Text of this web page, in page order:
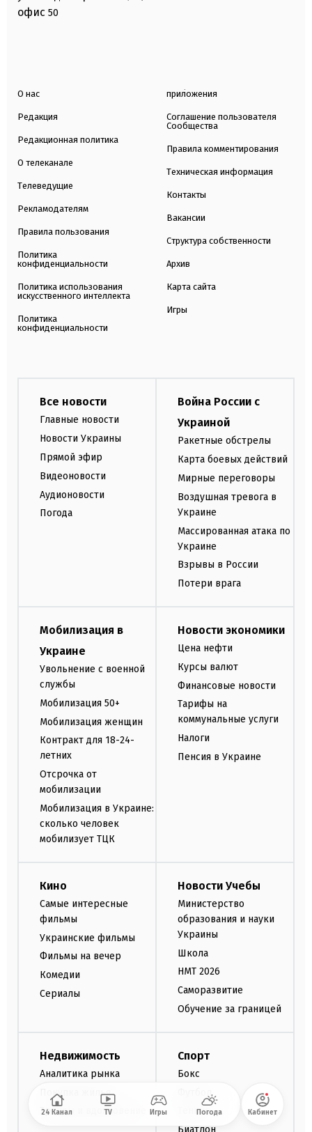
офис 50
О нас
Редакция
Редакционная политика
О телеканале
Телеведущие
Рекламодателям
Правила пользования
Политика
конфиденциальности
Политика использования
искусственного интеллекта
Политика
конфиденциальности
приложения
Соглашение пользователя
Сообщества
Правила комментирования
Техническая информация
Контакты
Вакансии
Структура собственности
Архив
Карта сайта
Игры
Все новости
Главные новости
Новости Украины
Прямой эфир
Видеоновости
Аудионовости
Погода
Война России с
Украиной
Ракетные обстрелы
Карта боевых действий
Мирные переговоры
Воздушная тревога в
Украине
Массированная атака по
Украине
Взрывы в России
Потери врага
Мобилизация в
Украине
Увольнение с военной
службы
Мобилизация 50+
Мобилизация женщин
Контракт для 18-24-
летних
Отсрочка от
мобилизации
Мобилизация в Украине:
сколько человек
мобилизует ТЦК
Новости экономики
Цена нефти
Курсы валют
Финансовые новости
Тарифы на
коммунальные услуги
Налоги
Пенсия в Украине
Кино
Самые интересные
фильмы
Украинские фильмы
Фильмы на вечер
Комедии
Сериалы
Новости Учебы
Министерство
образования и науки
Украины
Школа
НМТ 2026
Саморазвитие
Обучение за границей
Недвижимость
Аналитика рынка
Покупка жилья
Тренды и вдохновение
Спорт
Бокс
Футбол
Теннис
24 Канал TV Игры Погода Кабинет